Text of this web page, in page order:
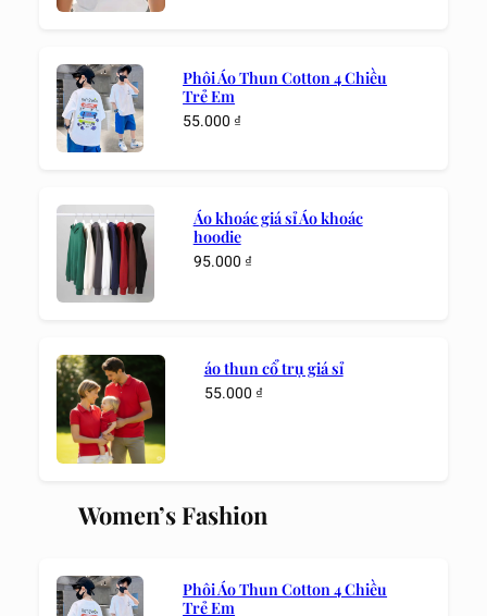
Phôi Áo Thun Cotton 4 Chiều
Trẻ Em
55.000 ₫
Áo khoác giá sỉ Áo khoác
hoodie
95.000 ₫
áo thun cổ trụ giá sỉ
55.000 ₫
Women’s Fashion
Phôi Áo Thun Cotton 4 Chiều
Trẻ Em